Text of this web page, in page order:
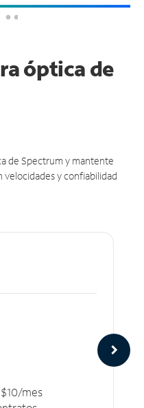
óptica de
de Spectrum y mantente
velocidades y confiabilidad
mes